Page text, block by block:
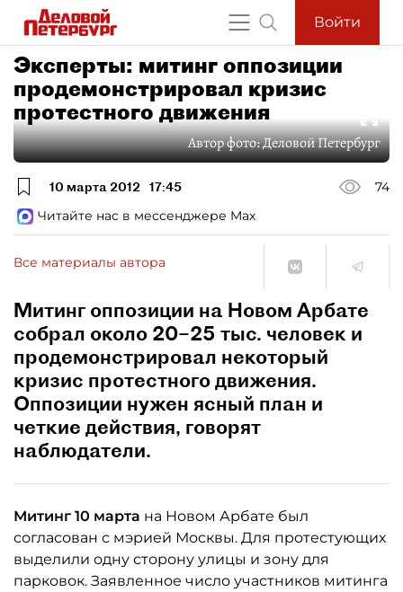
Войти
Эксперты: митинг оппозиции
продемонстрировал кризис
протестного движения
Автор фото:Деловой Петербург
10 марта 2012 17:45
74
Читайте нас в мессенджере Max
Все материалы автора
Митинг оппозиции на Новом Арбате
собрал около 20–25 тыс. человек и
продемонстрировал некоторый
кризис протестного движения.
Оппозиции нужен ясный план и
четкие действия, говорят
наблюдатели.
Митинг 10 марта на Новом Арбате был
согласован с мэрией Москвы. Для протестующих
выделили одну сторону улицы и зону для
парковок. Заявленное число участников митинга